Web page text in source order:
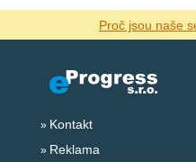
Proč jsou naše
Kontakt
Reklama